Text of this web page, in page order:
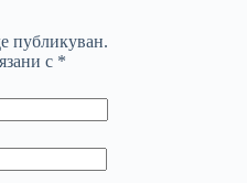
публикуван.
с *